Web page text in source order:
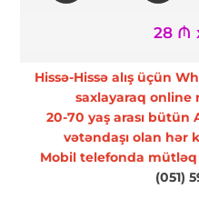
28 ₼
Hissə-Hissə alış üçün
saxlayaraq online
20-70 yaş arası bütün
vətəndaşı olan hər
Mobil telefonda mütləq
(051)